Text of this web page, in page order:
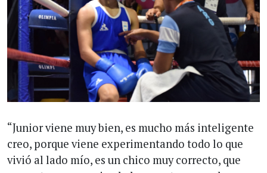
“Junior viene muy bien, es mucho más inteligente
creo, porque viene experimentando todo lo que
vivió al lado mío, es un chico muy correcto, que